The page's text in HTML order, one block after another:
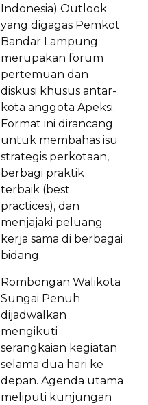
Indonesia) Outlook
yang digagas Pemkot
Bandar Lampung
merupakan forum
pertemuan dan
diskusi khusus antar-
kota anggota Apeksi.
Format ini dirancang
untuk membahas isu
strategis perkotaan,
berbagi praktik
terbaik (best
practices), dan
menjajaki peluang
kerja sama di berbagai
bidang.
Rombongan Walikota
Sungai Penuh
dijadwalkan
mengikuti
serangkaian kegiatan
selama dua hari ke
depan. Agenda utama
meliputi kunjungan